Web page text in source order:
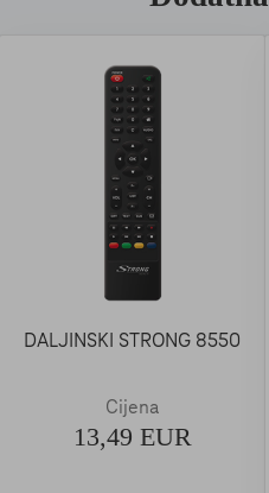
DALJINSKI STRONG 8550
Cijena
13,49 EUR